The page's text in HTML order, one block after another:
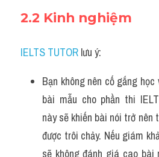
2.2 Kinh nghiệm
IELTS TUTOR lưu ý:
Bạn không nên cố gắng
bài mẫu cho phần thi
này sẽ khiến bài nói trở
được trôi chảy. Nếu giám
sẽ không đánh giá cao